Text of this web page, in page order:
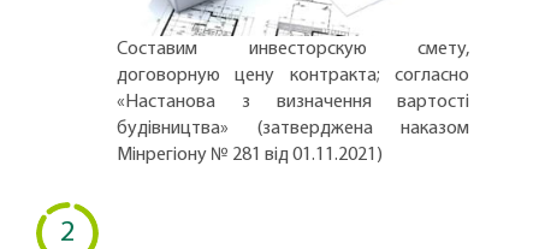
Составим инвесторскую смету,
договорную цену контракта; согласно
«Настанова з визначення вартості
будівництва» (затверджена наказом
Мінрегіону № 281 від 01.11.2021)
2